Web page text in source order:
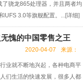
骁龙865处理器，并且两者均
UFS 3.0等旗舰配置。...[详细]
愧的中国零售之王
来源：
2020-04-07
业就不断地兴起，各种电商平
们生活的快速发展，很多人都